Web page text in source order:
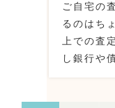
ご自宅の
るのはち
上での査
し銀行や